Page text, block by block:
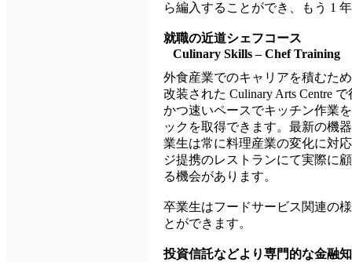
ら編入することができ、もう 1
就職の近道シェフコース
Culinary Skills – Chef Training
外食産業でのキャリアを積むた
改装された Culinary Arts Centre
かつ速いペースでキッチン作業
ックを取得できます。最新の機
業生は常に料理産業の変化に対
ジ提携のレストランにて実際に
る機会があります。
卒業生はフードサービス関連の
とができます。
投資信託などより専門的な金融